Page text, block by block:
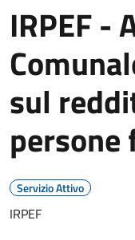
IRPEF -
sul
persone
Servizio Attivo
IRPEF